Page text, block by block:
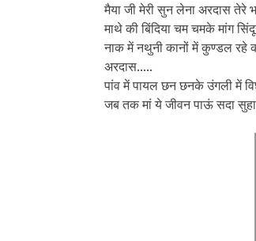
मैया जी मेरी सुन लेना अरदास तेरे
माथे की बिंदिया चम चमके मांग
नाक में नथुनी कानों में कुण्डल रहे
अरदास.....
पांव में पायल छन छनके उंगली में
जब तक मां ये जीवन पाऊं सदा